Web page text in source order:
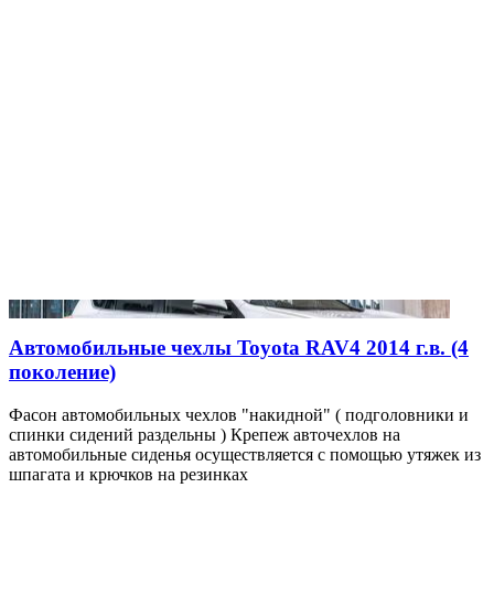
Автомобильные чехлы Toyota RAV4 2014 г.в. (4
поколение)
Фасон автомобильных чехлов "накидной" ( подголовники и
спинки сидений раздельны ) Крепеж авточехлов на
автомобильные сиденья осуществляется с помощью утяжек из
шпагата и крючков на резинках